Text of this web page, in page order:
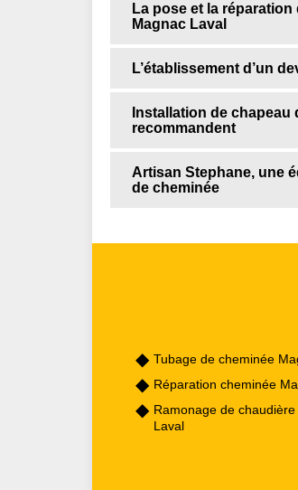
La pose et la
Magnac Laval
L’établissement d’un
Installation de
recommandent
Artisan Stephane, une
de cheminée
Tubage de cheminée
Réparation cheminée
Ramonage de
Laval